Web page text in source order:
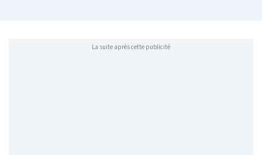
La suite après cette publicité